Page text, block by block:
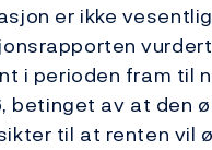
er ikke
i perioden fram til
betinget av at den
til at renten vil